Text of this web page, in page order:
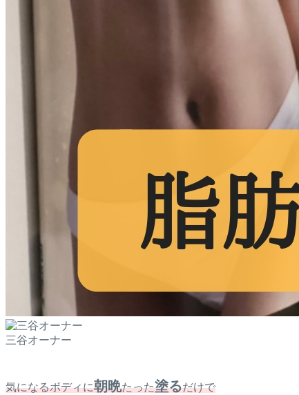
三谷オーナー
気になるボディに朝晩たった塗るだけで